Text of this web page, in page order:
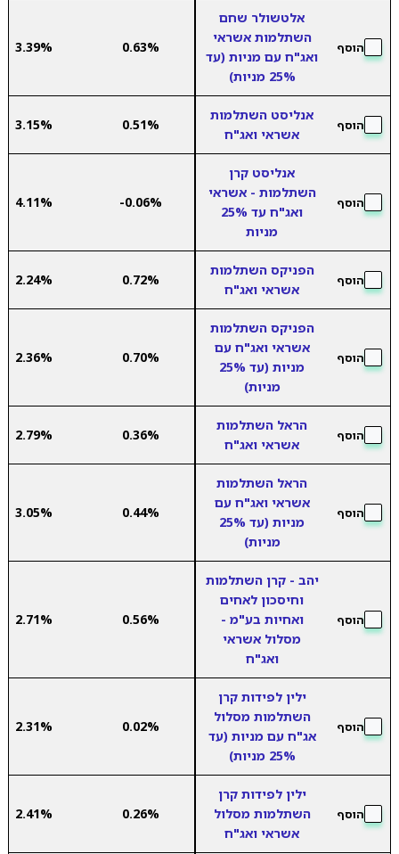
הוסף
אלטשולר שחם
השתלמות אשראי
ואג"ח עם מניות (עד
25% מניות)
0.63%
3.39%
הוסף
אנליסט השתלמות
אשראי ואג"ח
0.51%
3.15%
הוסף
אנליסט קרן
השתלמות - אשראי
ואג"ח עד 25%
מניות
-0.06%
4.11%
הוסף
הפניקס השתלמות
אשראי ואג"ח
0.72%
2.24%
הוסף
הפניקס השתלמות
אשראי ואג"ח עם
מניות (עד 25%
מניות)
0.70%
2.36%
הוסף
הראל השתלמות
אשראי ואג"ח
0.36%
2.79%
הוסף
הראל השתלמות
אשראי ואג"ח עם
מניות (עד 25%
מניות)
0.44%
3.05%
הוסף
יהב - קרן השתלמות
וחיסכון לאחים
ואחיות בע"מ -
מסלול אשראי
ואג"ח
0.56%
2.71%
הוסף
ילין לפידות קרן
השתלמות מסלול
אג"ח עם מניות (עד
25% מניות)
0.02%
2.31%
הוסף
ילין לפידות קרן
השתלמות מסלול
אשראי ואג"ח
0.26%
2.41%